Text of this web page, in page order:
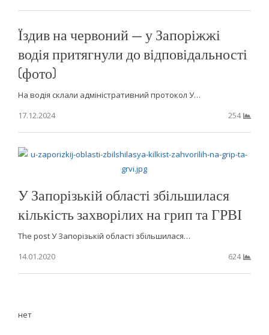
Їздив на червоний — у Запоріжжі
водія притягнули до відповідальності
(фото)
На водія склали адміністративний протокол У…
17.12.2024
254
У Запорізькій області збільшилася
кількість захворілих на грип та ГРВІ
The post У Запорізькій області збільшилася…
14.01.2020
624
нет